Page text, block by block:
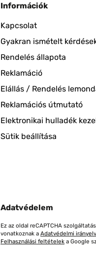
Információk
Kapcsolat
Gyakran ismételt
Rendelés állapota
Reklamáció
Elállás / Rendelés
Reklamációs útmutató
Elektronikai hulladék
Sütik beállítása
Adatvédelem
Ez az oldal reCAPTCHA
vonatkoznak a Adatvédelmi
Felhasználási feltételek a Google